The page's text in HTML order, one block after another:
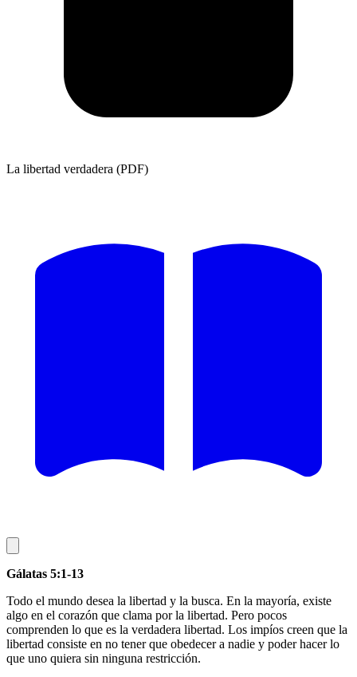
La libertad verdadera (PDF)
Gálatas 5:1-13
Todo el mundo desea la libertad y la busca. En la mayoría, existe
algo en el corazón que clama por la libertad. Pero pocos
comprenden lo que es la verdadera libertad. Los impíos creen que la
libertad consiste en no tener que obedecer a nadie y poder hacer lo
que uno quiera sin ninguna restricción.